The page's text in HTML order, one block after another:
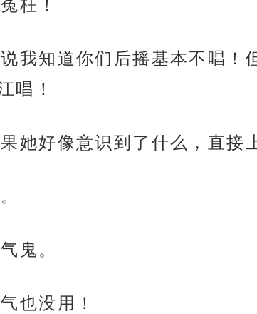
枉！
我知道你们后摇基本不唱！
唱！
她好像意识到了什么，直接
鬼。
也没用！